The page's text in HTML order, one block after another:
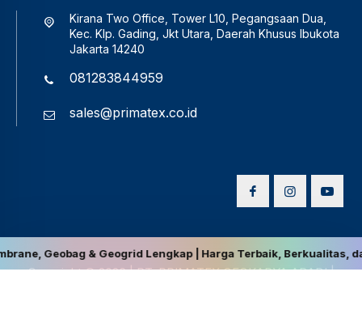
Kirana Two Office, Tower L10, Pegangsaan Dua,
Kec. Klp. Gading, Jkt Utara, Daerah Khusus Ibukota
Jakarta 14240
081283844959
sales@primatex.co.id
Copyright © 2026|PT. PRIMATEX GEOKARYA ABADI|
& Geogrid Lengkap | Harga Terbaik, Berkualitas, dan